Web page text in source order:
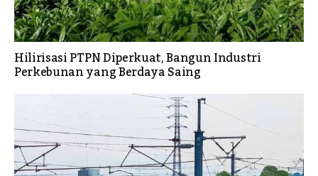
Hilirisasi PTPN Diperkuat, Bangun Industri
Perkebunan yang Berdaya Saing